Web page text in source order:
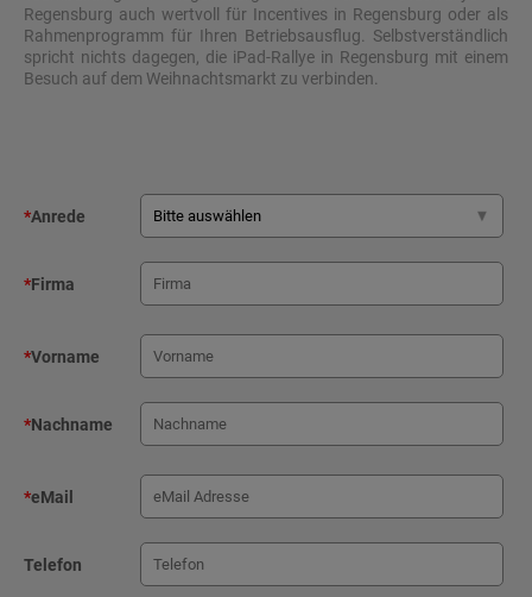
Regensburg auch wertvoll für Incentives in Regensburg oder als
Rahmenprogramm für Ihren Betriebsausflug. Selbstverständlich
spricht nichts dagegen, die iPad-Rallye in Regensburg mit einem
Besuch auf dem Weihnachtsmarkt zu verbinden.
*Anrede
*Firma
*Vorname
*Nachname
*eMail
Telefon